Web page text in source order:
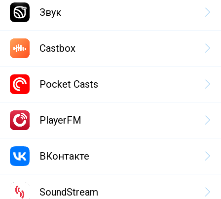
Звук
Castbox
Pocket Casts
PlayerFM
ВКонтакте
SoundStream